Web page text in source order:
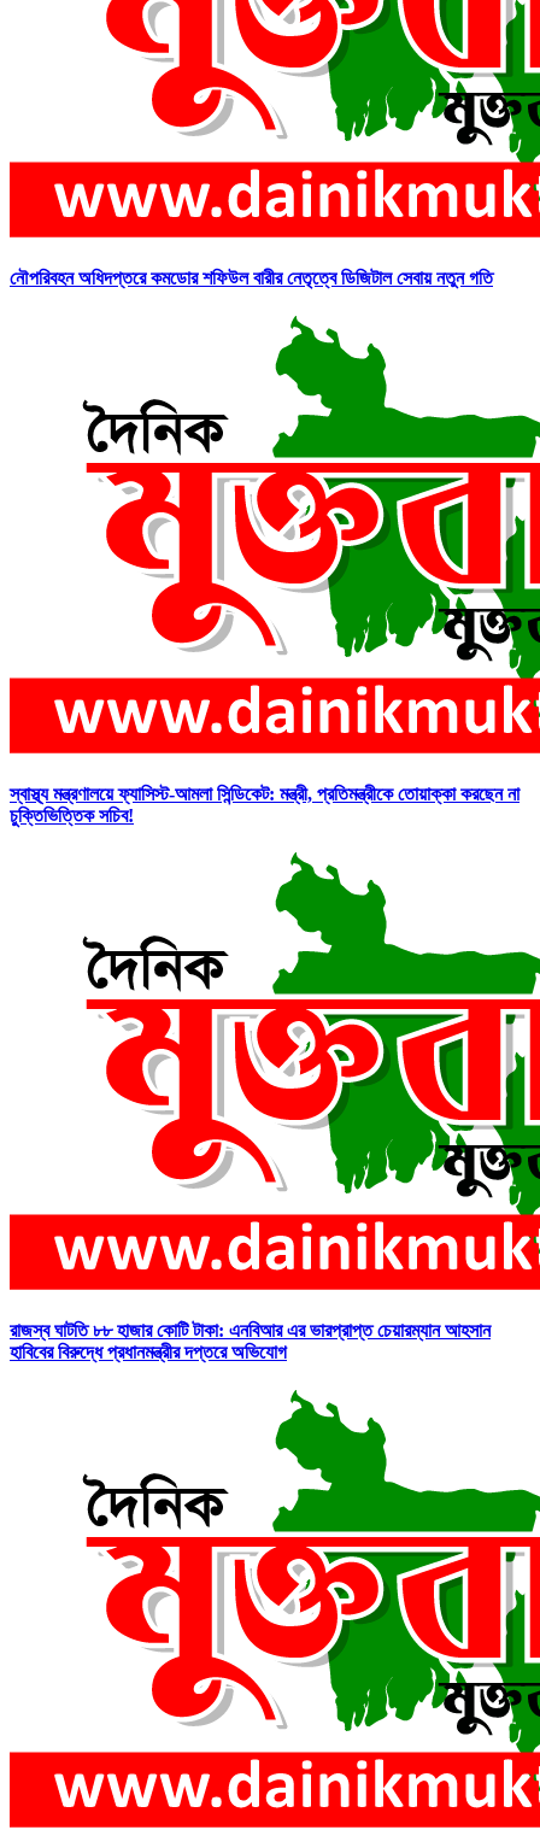
নৌপরিবহন অধিদপ্তরে কমডোর শফিউল বারীর নেতৃত্বে ডিজিটাল সেবায় নতুন গতি
স্বাস্থ্য মন্ত্রণালয়ে ফ্যাসিস্ট-আমলা সিন্ডিকেট: মন্ত্রী, প্রতিমন্ত্রীকে তোয়াক্কা করছেন না
চুক্তিভিত্তিক সচিব!
রাজস্ব ঘাটতি ৮৮ হাজার কোটি টাকা: এনবিআর এর ভারপ্রাপ্ত চেয়ারম্যান আহসান
হাবিবের বিরুদ্ধে প্রধানমন্ত্রীর দপ্তরে অভিযোগ